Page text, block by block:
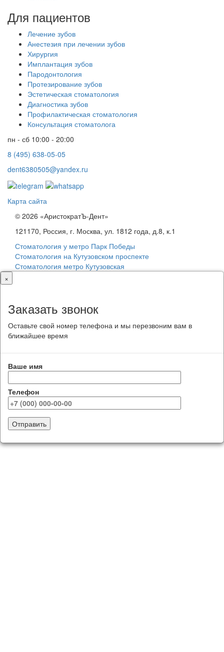
Для пациентов
Лечение зубов
Анестезия при лечении зубов
Хирургия
Имплантация зубов
Пародонтология
Протезирование зубов
Эстетическая стоматология
Диагностика зубов
Профилактическая стоматология
Консультация стоматолога
пн - сб 10:00 - 20:00
8 (495) 638-05-05
dent6380505@yandex.ru
Карта сайта
© 2026 «АристократЪ-Дент»
121170, Россия, г. Москва, ул. 1812 года, д.8, к.1
Стоматология у метро Парк Победы
Стоматология на Кутузовском проспекте
Стоматология метро Кутузовская
×
Заказать звонок
Оставьте свой номер телефона и мы перезвоним вам в
ближайшее время
Ваше имя
Телефон